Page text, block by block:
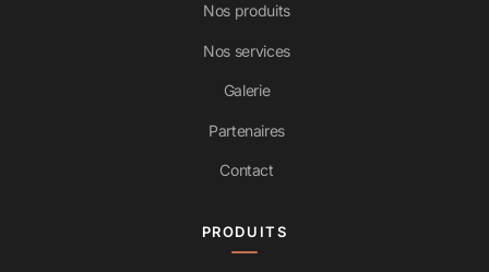
Nos produits
Nos services
Galerie
Partenaires
Contact
PRODUITS